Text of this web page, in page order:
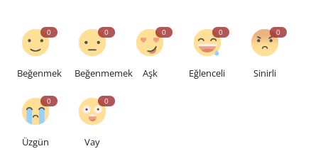
0
Beğenmek
0
Beğenmemek
0
Aşk
0
Eğlenceli
0
Sinirli
0
Üzgün
0
Vay